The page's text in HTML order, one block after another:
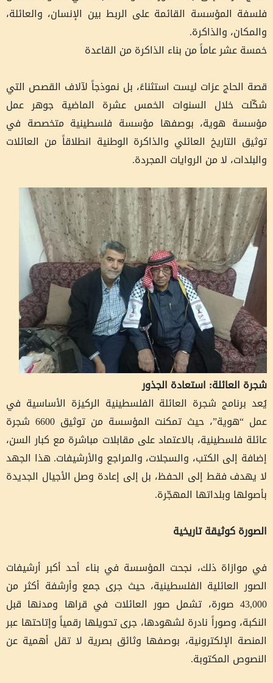
فلسفة المؤسسة القائمة على الربط بين الإنسان، والعائلة،
والمكان، والذاكرة.
خمسة عشر عاماً من بناء الذاكرة من القاعدة
قصة الحاج عزات ليست استثناءً، بل نموذجاً لآلاف القصص التي
شكّلت خلال السنوات الخمس عشرة الماضية جوهر عمل
مؤسسة هوية، بوصفها مؤسسة فلسطينية متخصصة في
توثيق التاريخ العائلي والذاكرة الوطنية انطلاقاً من العائلات
والبلدات، لا من الروايات المجردة.
شجرة العائلة: استعادة الجذور
يُعد برنامج شجرة العائلة الفلسطينية الركيزة الأساسية في
عمل “هوية”، حيث تمكنت المؤسسة من توثيق 6600 شجرة
عائلة فلسطينية، بالاعتماد على مقابلات مباشرة مع كبار السن،
إضافة إلى الكتب، والسجلات، والمراجع والأرشيفات. هذا الجهد
لا يهدف فقط إلى الحفظ، بل إلى إعادة وصل الأجيال الجديدة
بأصولها وبلداتها المهجّرة.
الصورة كوثيقة تاريخية
في موازاة ذلك، نجحت المؤسسة في بناء أحد أكبر أرشيفات
الصور العائلية الفلسطينية، حيث جرى جمع وأرشفة أكثر من
43,000 صورة، تشمل صور العائلات في قراها ومدنها قبل
النكبة، وصوراً نادرة لشهودها، جرى تحويلها رقمياً وإتاحتها عبر
المنصة الإلكترونية، بوصفها وثائق بصرية لا تقل أهمية عن
النصوص المكتوبة.